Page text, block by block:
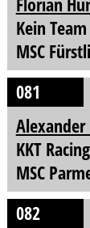
Kein Team
MSC
081
Alexander
KKT
MSC
082